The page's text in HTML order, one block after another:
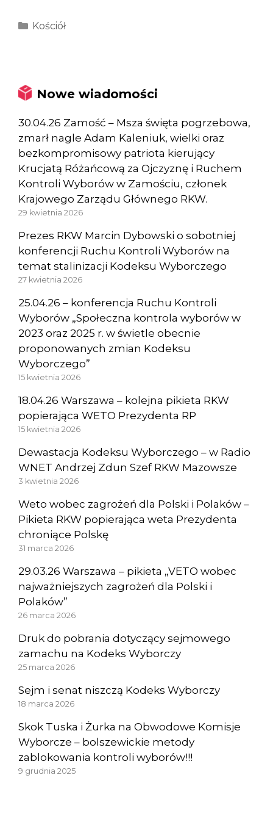
Kategorie
Kościół
Nowe wiadomości
30.04.26 Zamość – Msza święta pogrzebowa,
zmarł nagle Adam Kaleniuk, wielki oraz
bezkompromisowy patriota kierujący
Krucjatą Różańcową za Ojczyznę i Ruchem
Kontroli Wyborów w Zamościu, członek
Krajowego Zarządu Głównego RKW.
29 kwietnia 2026
Prezes RKW Marcin Dybowski o sobotniej
konferencji Ruchu Kontroli Wyborów na
temat stalinizacji Kodeksu Wyborczego
27 kwietnia 2026
25.04.26 – konferencja Ruchu Kontroli
Wyborów „Społeczna kontrola wyborów w
2023 oraz 2025 r. w świetle obecnie
proponowanych zmian Kodeksu
Wyborczego”
15 kwietnia 2026
18.04.26 Warszawa – kolejna pikieta RKW
popierająca WETO Prezydenta RP
15 kwietnia 2026
Dewastacja Kodeksu Wyborczego – w Radio
WNET Andrzej Zdun Szef RKW Mazowsze
3 kwietnia 2026
Weto wobec zagrożeń dla Polski i Polaków –
Pikieta RKW popierająca weta Prezydenta
chroniące Polskę
31 marca 2026
29.03.26 Warszawa – pikieta „VETO wobec
najważniejszych zagrożeń dla Polski i
Polaków”
26 marca 2026
Druk do pobrania dotyczący sejmowego
zamachu na Kodeks Wyborczy
25 marca 2026
Sejm i senat niszczą Kodeks Wyborczy
18 marca 2026
Skok Tuska i Żurka na Obwodowe Komisje
Wyborcze – bolszewickie metody
zablokowania kontroli wyborów!!!
9 grudnia 2025